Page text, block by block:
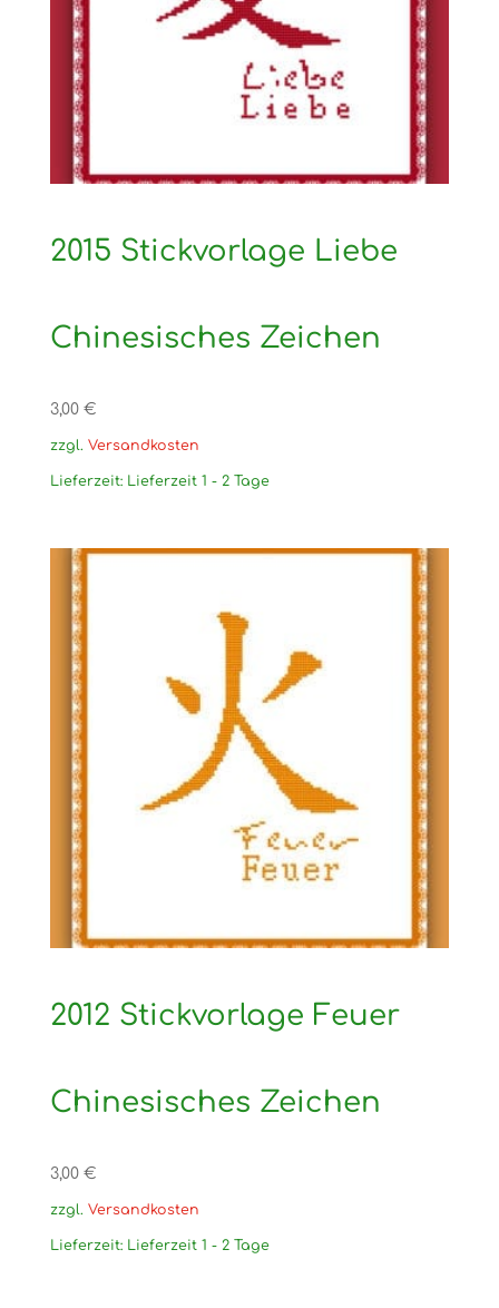
2015 Stickvorlage Liebe
Chinesisches Zeichen
3,00 €
zzgl. Versandkosten
Lieferzeit: Lieferzeit 1 - 2 Tage
2012 Stickvorlage Feuer
Chinesisches Zeichen
3,00 €
zzgl. Versandkosten
Lieferzeit: Lieferzeit 1 - 2 Tage